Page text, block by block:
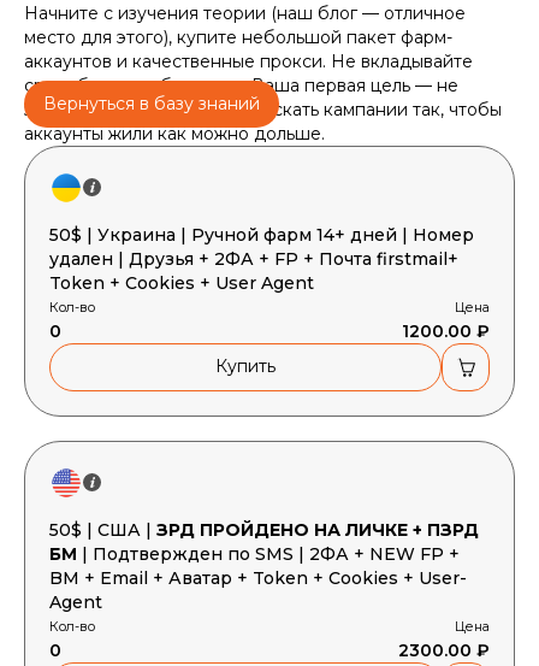
Начните с изучения теории (наш блог — отличное
место для этого), купите небольшой пакет фарм-
аккаунтов и качественные прокси. Не вкладывайте
сразу большие бюджеты. Ваша первая цель — не
заработать, а научиться запускать кампании так, чтобы
аккаунты жили как можно дольше.
Вернуться в базу знаний
50$ | Украина | Ручной фарм 14+ дней | Номер
удален | Друзья + 2ФА + FP + Почта firstmail+
Token + Cookies + User Agent
Кол-во
0
Цена
1200.00 ₽
Купить
50$ | США | ЗРД ПРОЙДЕНО НА ЛИЧКЕ + ПЗРД
БМ | Подтвержден по SMS | 2ФА + NEW FP +
BM + Email + Аватар + Token + Cookies + User-
Agent
Кол-во
0
Цена
2300.00 ₽